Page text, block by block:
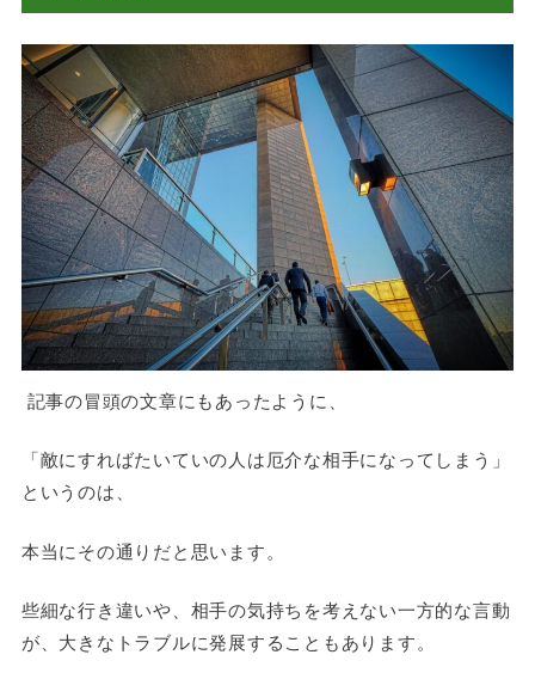
記事の冒頭の文章にもあったように、
「敵にすればたいていの人は厄介な相手になってしまう」
というのは、
本当にその通りだと思います。
些細な行き違いや、相手の気持ちを考えない一方的な言動
が、大きなトラブルに発展することもあります。